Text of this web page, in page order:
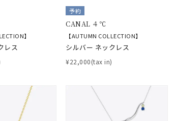
】
レス
予約
CANAL ４℃
【AUTUMN COLLECTION】
シルバー ネックレス
¥22,000(tax in)